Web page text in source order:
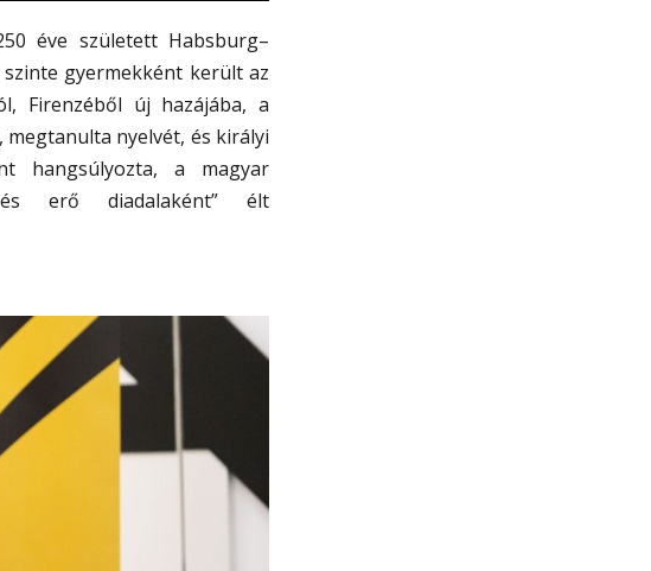
éve született Habsburg–
gyermekként került az
Firenzéből új hazájába, a
nyelvét, és királyi
hangsúlyozta, a magyar
erő diadalaként” élt